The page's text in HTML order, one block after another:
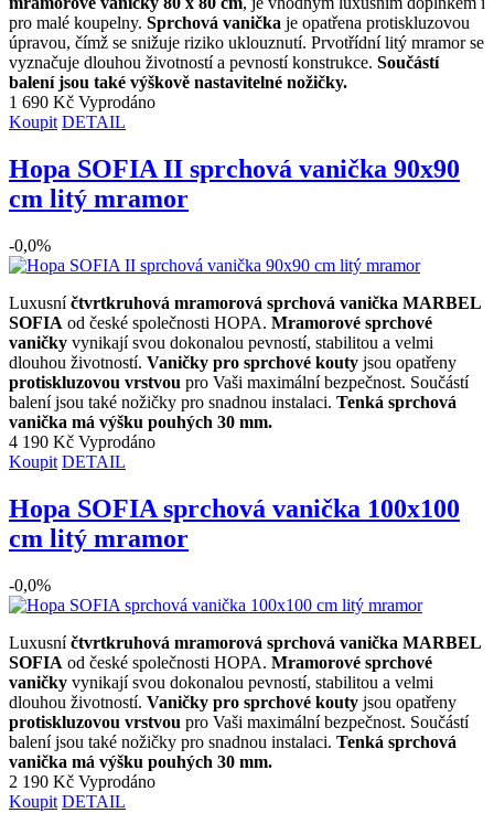
pro malé koupelny. Sprchová vanička je opatřena protiskluzovou
úpravou, čímž se snižuje riziko uklouznutí. Prvotřídní litý mramor se
vyznačuje dlouhou životností a pevností konstrukce. Součástí
balení jsou také výškově nastavitelné nožičky.
1 690 Kč Vyprodáno
Koupit DETAIL
Hopa SOFIA II sprchová vanička 90x90
cm litý mramor
-0,0%
Luxusníčtvrtkruhová mramorová sprchová vanička MARBEL
SOFIA od české společnosti HOPA. Mramorové sprchové
vaničky vynikají svou dokonalou pevností, stabilitou a velmi
dlouhou životností. Vaničky pro sprchové kouty jsou opatřeny
protiskluzovou vrstvou pro Vaši maximální bezpečnost. Součástí
balení jsou také nožičky pro snadnou instalaci. Tenká sprchová
vanička má výšku pouhých 30 mm.
4 190 Kč Vyprodáno
Koupit DETAIL
Hopa SOFIA sprchová vanička 100x100
cm litý mramor
-0,0%
Luxusníčtvrtkruhová mramorová sprchová vanička MARBEL
SOFIA od české společnosti HOPA. Mramorové sprchové
vaničky vynikají svou dokonalou pevností, stabilitou a velmi
dlouhou životností. Vaničky pro sprchové kouty jsou opatřeny
protiskluzovou vrstvou pro Vaši maximální bezpečnost. Součástí
balení jsou také nožičky pro snadnou instalaci. Tenká sprchová
vanička má výšku pouhých 30 mm.
2 190 Kč Vyprodáno
Koupit DETAIL